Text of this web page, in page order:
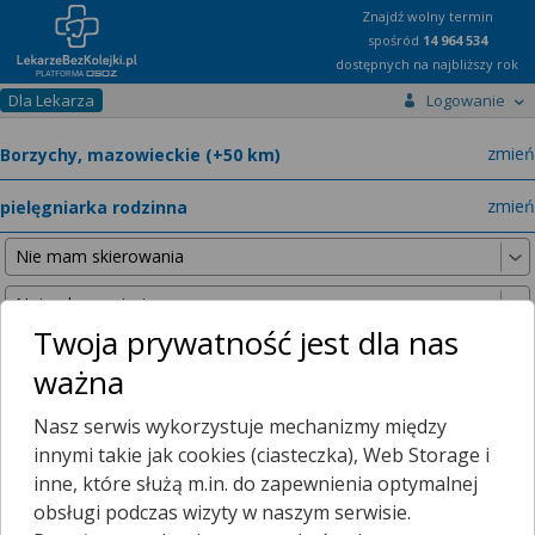
Znajdź wolny termin
spośród 14 964 534
dostępnych na najbliższy rok
Dla Lekarza Logowanie
zmień
zmień
Nie znaleźliśmy żadnych lekarzy w promieniu25 km , dlatego
zwiększyliśmy promień wyszukiwania do
50 km
Twoja prywatność jest dla nas
ważna
Nasz serwis wykorzystuje mechanizmy między
innymi takie jak cookies (ciasteczka), Web Storage i
inne, które służą m.in. do zapewnienia optymalnej
obsługi podczas wizyty w naszym serwisie.